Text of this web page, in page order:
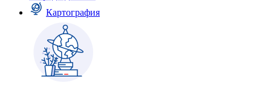
Картография